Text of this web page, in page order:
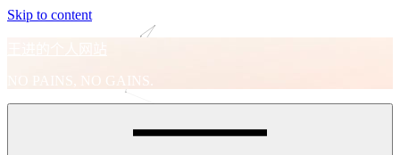
Skip to content
王进的个人网站
NO PAINS, NO GAINS.